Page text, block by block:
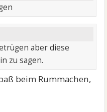
aber diese
zu sagen.
beim Rummachen,